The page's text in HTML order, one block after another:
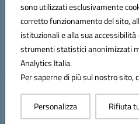
sono utilizzati esclusivamente
corretto funzionamento del sito,
istituzionali e alla sua
strumenti statistici anonimizzati
Analytics Italia.
Per saperne di più sul nostro sito,
Personalizza Rifiuta
Codice fiscale: 96012410799
Codice meccanografico:VVIC82200D
Codice Indice delle Pubbliche
Codice unico di fatturazione (CUF):
Hosting & Powered
Concept & Design